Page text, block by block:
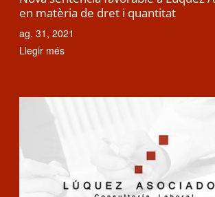
en matèria de dret i quantitat
ag. 31, 2021
Llegir més